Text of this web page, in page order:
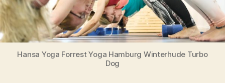
Hansa Yoga Forrest Yoga Hamburg Winterhude Turbo
Dog